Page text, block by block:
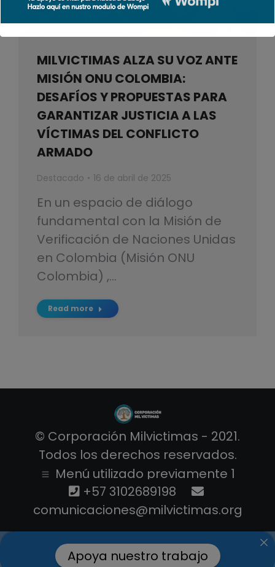
MILVICTIMAS ALZA SU VOZ ANTE
MISIÓN ONU COLOMBIA:
DESAFÍOS Y PROPUESTAS PARA
GARANTIZAR JUSTICIA A LAS
VÍCTIMAS DEL CONFLICTO
ARMADO
Destacado 16 de abril de 2025
En un espacio de diálogo
fundamental con la Misión de
Verificación de Naciones Unidas
en Colombia (Misión ONU
Colombia) ,…
Read more
© Corporación Milvictimas - 2021.
Todos los derechos reservados.
Menú utilizado previamente 1
+57 3102689198
comunicaciones@milvictimas.org
Apoya nuestro trabajo